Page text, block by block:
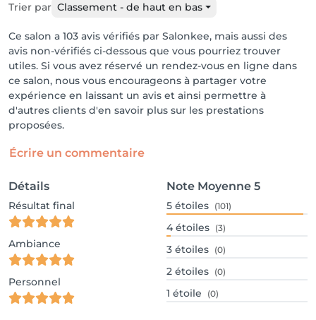
Trier par Classement - de haut en bas
Ce salon a 103 avis vérifiés par Salonkee, mais aussi des
avis non-vérifiés ci-dessous que vous pourriez trouver
utiles. Si vous avez réservé un rendez-vous en ligne dans
ce salon, nous vous encourageons à partager votre
expérience en laissant un avis et ainsi permettre à
d'autres clients d'en savoir plus sur les prestations
proposées.
Écrire un commentaire
Détails
Résultat final
Ambiance
Personnel
Note Moyenne 5
5 étoiles (101)
4 étoiles (3)
3 étoiles (0)
2 étoiles (0)
1 étoile (0)